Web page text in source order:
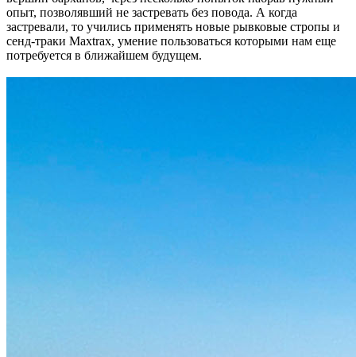
опыт, позволявший не застревать без повода. А когда
застревали, то учились применять новые рывковые стропы и
сенд-траки Maxtrax, умение пользоваться которыми нам еще
потребуется в ближайшем будущем.